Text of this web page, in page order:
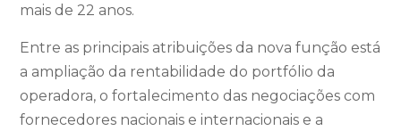
mais de 22 anos.
Entre as principais atribuições da nova função está
a ampliação da rentabilidade do portfólio da
operadora, o fortalecimento das negociações com
fornecedores nacionais e internacionais e a